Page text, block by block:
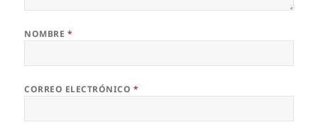
NOMBRE *
CORREO ELECTRÓNICO *